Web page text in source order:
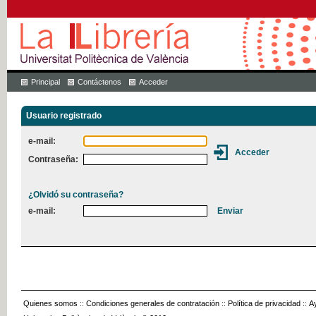
Principal Contáctenos Acceder
Usuario registrado
e-mail:
Contraseña:
¿Olvidó su contraseña?
e-mail:
Quienes somos :: Condiciones generales de contratación :: Política de privacidad ::